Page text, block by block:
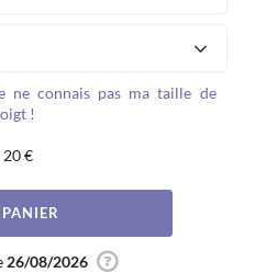
ne connais pas ma taille de
!
20 €
26/08/2026